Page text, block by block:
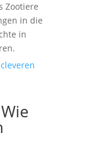
Zootiere
in die
in